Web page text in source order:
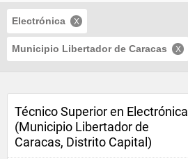
Electrónica
Municipio Libertador de Caracas
Técnico Superior en Electrónica
(Municipio Libertador de
Caracas, Distrito Capital)